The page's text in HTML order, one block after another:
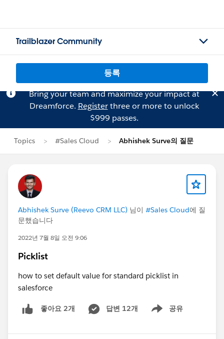
Trailblazer Community
등록
Bring your team and maximize your impact at
Dreamforce. Registerthree or more to unlock
$999 passes.
Topics #Sales Cloud Abhishek Surve의 질문
Abhishek Surve (Reevo CRM LLC) 님이 #Sales Cloud에 질
문했습니다
2022년 7월 8일 오전 9:06
Picklist
how to set default value for standard picklist in
salesforce
좋아요 2개 답변 12개 공유
Show menu